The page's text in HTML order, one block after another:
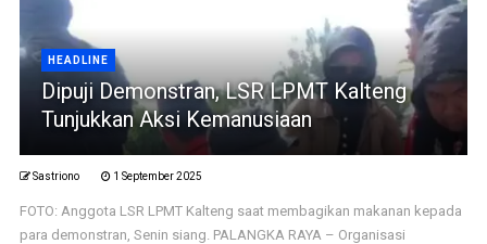
HEADLINE
Dipuji Demonstran, LSR LPMT Kalteng
Tunjukkan Aksi Kemanusiaan
Sastriono 1 September 2025
FOTO: Anggota LSR LPMT Kalteng saat membagikan makanan kepada
para demonstran, Senin siang. PALANGKA RAYA – Organisasi